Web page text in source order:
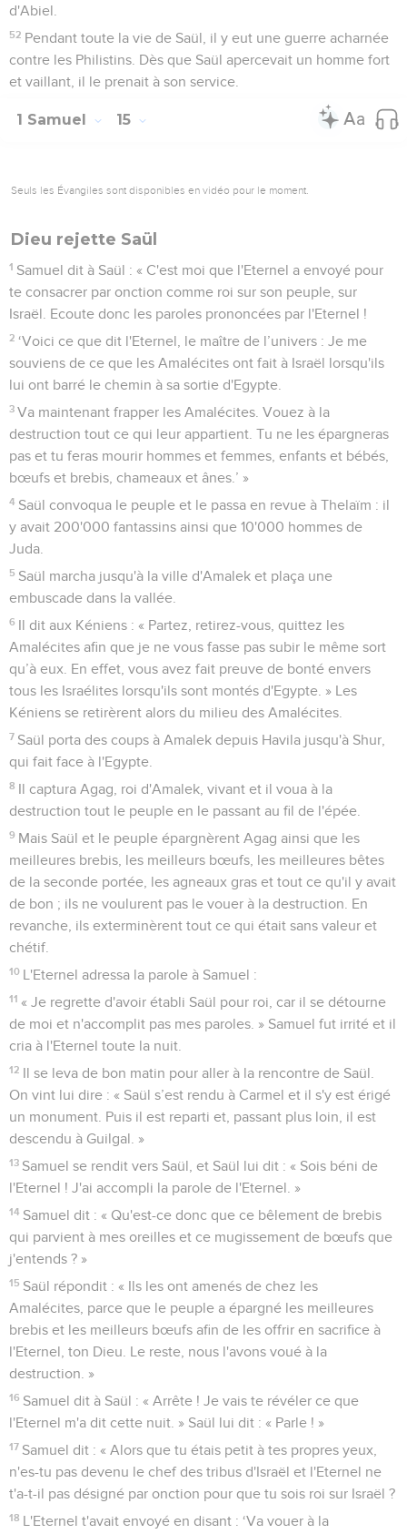
d'Abiel.
52 Pendant toute la vie de Saül, il y eut une guerre acharnée
contre les Philistins. Dès que Saül apercevait un homme fort
et vaillant, il le prenait à son service.
1 Samuel 15
Seuls les Évangiles sont disponibles en vidéo pour le moment.
Dieu rejette Saül
1 Samuel dit à Saül : « C'est moi que l'Eternel a envoyé pour
te consacrer par onction comme roi sur son peuple, sur
Israël. Ecoute donc les paroles prononcées par l'Eternel !
2 ‘Voici ce que dit l'Eternel, le maître de l’univers : Je me
souviens de ce que les Amalécites ont fait à Israël lorsqu'ils
lui ont barré le chemin à sa sortie d'Egypte.
3 Va maintenant frapper les Amalécites. Vouez à la
destruction tout ce qui leur appartient. Tu ne les épargneras
pas et tu feras mourir hommes et femmes, enfants et bébés,
bœufs et brebis, chameaux et ânes.’ »
4 Saül convoqua le peuple et le passa en revue à Thelaïm : il
y avait 200'000 fantassins ainsi que 10'000 hommes de
Juda.
5 Saül marcha jusqu'à la ville d'Amalek et plaça une
embuscade dans la vallée.
6 Il dit aux Kéniens : « Partez, retirez-vous, quittez les
Amalécites afin que je ne vous fasse pas subir le même sort
qu’à eux. En effet, vous avez fait preuve de bonté envers
tous les Israélites lorsqu'ils sont montés d'Egypte. » Les
Kéniens se retirèrent alors du milieu des Amalécites.
7 Saül porta des coups à Amalek depuis Havila jusqu'à Shur,
qui fait face à l'Egypte.
8 Il captura Agag, roi d'Amalek, vivant et il voua à la
destruction tout le peuple en le passant au fil de l'épée.
9 Mais Saül et le peuple épargnèrent Agag ainsi que les
meilleures brebis, les meilleurs bœufs, les meilleures bêtes
de la seconde portée, les agneaux gras et tout ce qu'il y avait
de bon ; ils ne voulurent pas le vouer à la destruction. En
revanche, ils exterminèrent tout ce qui était sans valeur et
chétif.
10 L'Eternel adressa la parole à Samuel :
11 « Je regrette d'avoir établi Saül pour roi, car il se détourne
de moi et n'accomplit pas mes paroles. » Samuel fut irrité et il
cria à l'Eternel toute la nuit.
12 Il se leva de bon matin pour aller à la rencontre de Saül.
On vint lui dire : « Saül s’est rendu à Carmel et il s'y est érigé
un monument. Puis il est reparti et, passant plus loin, il est
descendu à Guilgal. »
13 Samuel se rendit vers Saül, et Saül lui dit : « Sois béni de
l'Eternel ! J'ai accompli la parole de l'Eternel. »
14 Samuel dit : « Qu'est-ce donc que ce bêlement de brebis
qui parvient à mes oreilles et ce mugissement de bœufs que
j'entends ? »
15 Saül répondit : « Ils les ont amenés de chez les
Amalécites, parce que le peuple a épargné les meilleures
brebis et les meilleurs bœufs afin de les offrir en sacrifice à
l'Eternel, ton Dieu. Le reste, nous l'avons voué à la
destruction. »
16 Samuel dit à Saül : « Arrête ! Je vais te révéler ce que
l'Eternel m'a dit cette nuit. » Saül lui dit : « Parle ! »
17 Samuel dit : « Alors que tu étais petit à tes propres yeux,
n'es-tu pas devenu le chef des tribus d'Israël et l'Eternel ne
t'a-t-il pas désigné par onction pour que tu sois roi sur Israël ?
18 L'Eternel t'avait envoyé en disant : ‘Va vouer à la